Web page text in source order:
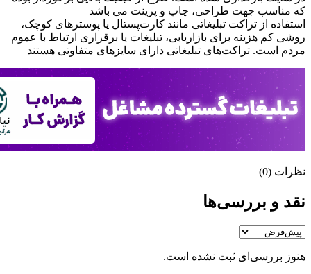
که مناسب جهت طراحی، چاپ و پرينت می باشد
استفاده از تراکت تبلیغاتی مانند کارت‌پستال یا پوسترهای کوچک،
روشی کم هزینه برای بازاریابی، تبلیغات یا برقراری ارتباط با عموم
مردم است. تراکت‌های تبلیغاتی دارای سایزهای متفاوتی هستند
نظرات (0)
نقد و بررسی‌ها
هنوز بررسی‌ای ثبت نشده است.